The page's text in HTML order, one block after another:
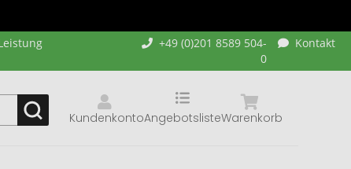
+49 (0)201 8589 504-
0
Kontakt
Kundenkonto Warenkorb
Angebotsliste